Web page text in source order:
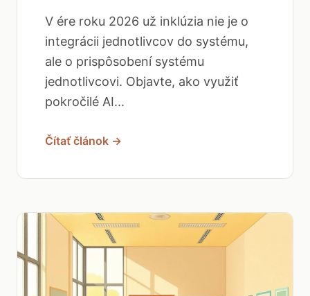
V ére roku 2026 už inklúzia nie je o
integrácii jednotlivcov do systému,
ale o prispôsobení systému
jednotlivcovi. Objavte, ako využiť
pokročilé AI...
Čítať článok →